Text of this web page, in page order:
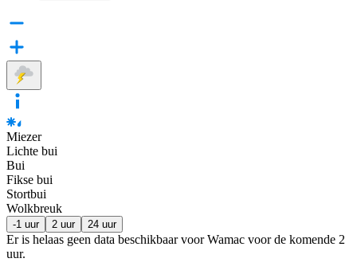
Miezer
Lichte bui
Bui
Fikse bui
Stortbui
Wolkbreuk
-1 uur 2 uur 24 uur
Er is helaas geen data beschikbaar voor Wamac voor de komende 2
uur.